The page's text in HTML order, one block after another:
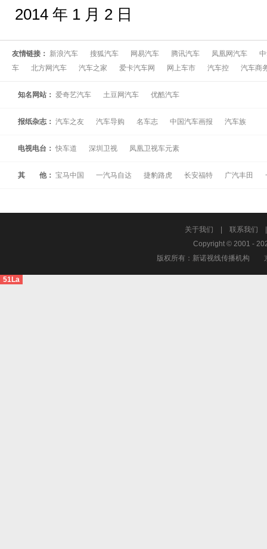
2014 年 1 月 2 日
友情链接： 新浪汽车 搜狐汽车 网易汽车 腾讯汽车 凤凰网汽车
车
北方网汽车 汽车之家 爱卡汽车网 网上车市 汽车控 汽车商
知名网站： 爱奇艺汽车 土豆网汽车 优酷汽车
报纸杂志： 汽车之友 汽车导购 名车志 中国汽车画报 汽车族
电视电台： 快车道 深圳卫视 凤凰卫视车元素
其 他： 宝马中国 一汽马自达 捷豹路虎 长安福特 广汽丰田
关于我们 联系我们
Copyright © 2001 -
版权所有：新诺视线传播机构
51La